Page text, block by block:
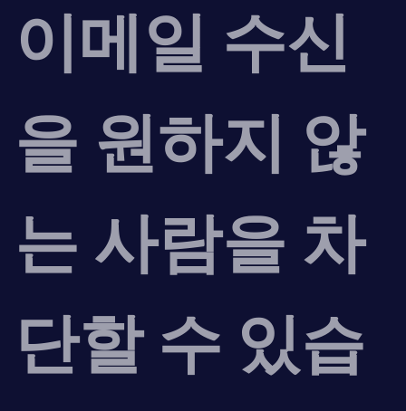
이메일 수신
을 원하지 않
는 사람을 차
단할 수 있습